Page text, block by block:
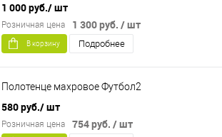
1 000 руб./ шт
1 300 руб. / шт
Розничная цена
В корзину Подробнее
Полотенце махровое Футбол2
580 руб./ шт
754 руб. / шт
Розничная цена